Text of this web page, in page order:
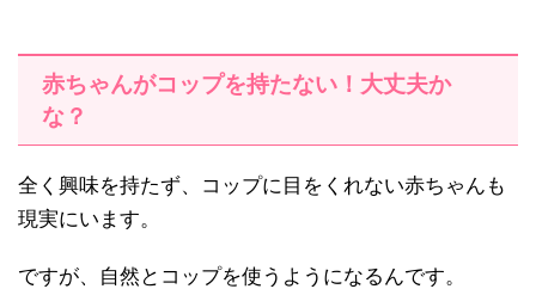
赤ちゃんがコップを持たない！大丈夫か
な？
全く興味を持たず、コップに目をくれない赤ちゃんも
現実にいます。
ですが、自然とコップを使うようになるんです。